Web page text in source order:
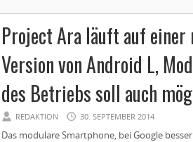
Project Ara läuft auf
Version von Android L,
des Betriebs soll auch
REDAKTION 30. SEPTEMBER 2014
Das modulare Smartphone, bei Google